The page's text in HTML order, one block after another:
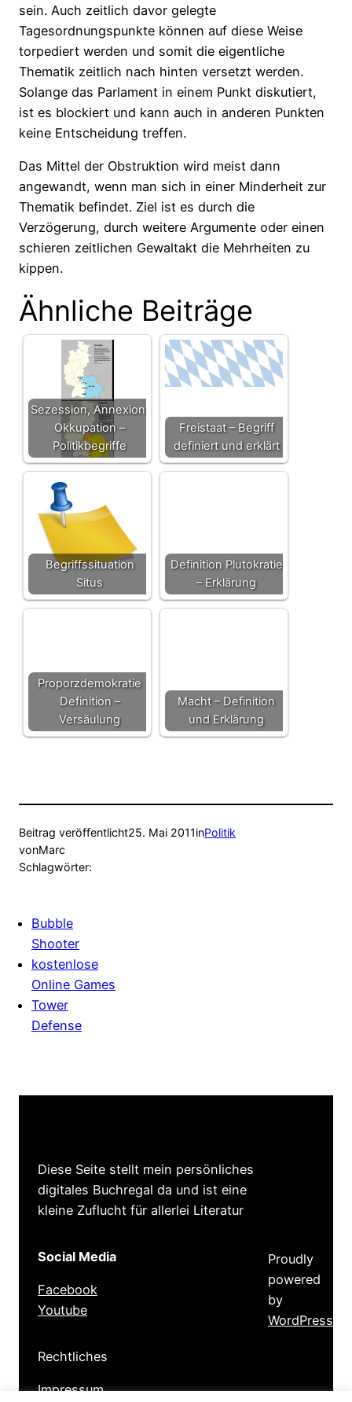
sein. Auch zeitlich davor gelegte
Tagesordnungspunkte können auf diese Weise
torpediert werden und somit die eigentliche
Thematik zeitlich nach hinten versetzt werden.
Solange das Parlament in einem Punkt diskutiert,
ist es blockiert und kann auch in anderen Punkten
keine Entscheidung treffen.
Das Mittel der Obstruktion wird meist dann
angewandt, wenn man sich in einer Minderheit zur
Thematik befindet. Ziel ist es durch die
Verzögerung, durch weitere Argumente oder einen
schieren zeitlichen Gewaltakt die Mehrheiten zu
kippen.
Ähnliche Beiträge
Sezession, Annexion,
Okkupation –
Politikbegriffe
Freistaat – Begriff
definiert und erklärt
Begriffssituation
Situs
Definition Plutokratie
– Erklärung
Proporzdemokratie
Definition –
Versäulung
Macht – Definition
und Erklärung
Beitrag veröffentlicht25. Mai 2011inPolitik
vonMarc
Schlagwörter:
Bubble
Shooter
kostenlose
Online Games
Tower
Defense
Diese Seite stellt mein persönliches
digitales Buchregal da und ist eine
kleine Zuflucht für allerlei Literatur
Social Media
Facebook
Youtube
Rechtliches
Impressum
Proudly
powered
by
WordPress